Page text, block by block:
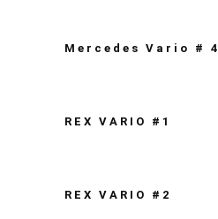
Mercedes Vario # 4
REX VARIO #1
REX VARIO #2